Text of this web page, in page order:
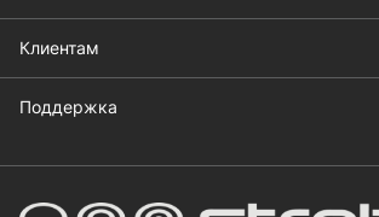
Клиентам
Поддержка